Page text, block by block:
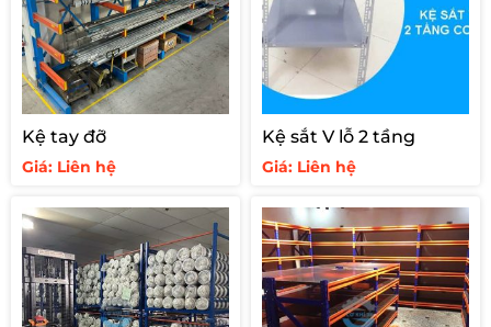
Kệ tay đỡ
Giá: Liên hệ
Kệ sắt V lỗ 2 tầng
Giá: Liên hệ